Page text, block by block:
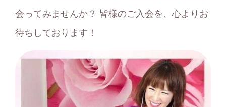
会ってみませんか？ 皆様のご入会を、心よりお
待ちしております！